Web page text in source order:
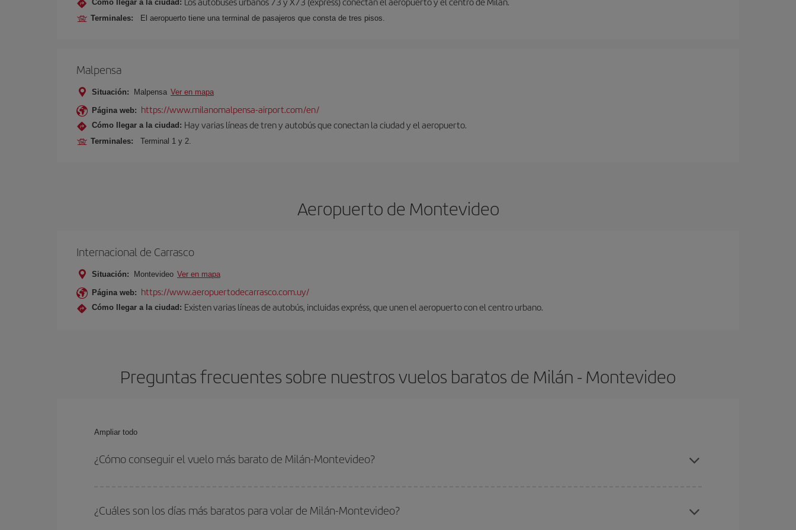
Cómo llegar a la ciudad:
Terminales: El aeropuerto tiene una terminal de pasajeros que consta de tres pisos.
Malpensa
Situación: Malpensa Ver en mapa
Página web: https://www.milanomalpensa-airport.com/en/
Cómo llegar a la ciudad: Hay varias líneas de tren y autobús que conectan la ciudad y el aeropuerto.
Terminales: Terminal 1 y 2.
Aeropuerto de Montevideo
Internacional de Carrasco
Situación: Montevideo Ver en mapa
Página web: https://www.aeropuertodecarrasco.com.uy/
Cómo llegar a la ciudad: Existen varias líneas de autobús, incluidas expréss, que unen el aeropuerto con el centro urbano.
Preguntas frecuentes sobre nuestros vuelos baratos de Milán - Montevideo
Ampliar todo
¿Cómo conseguir el vuelo más barato de Milán-Montevideo?
fechas y horarios de ida y vuelta.
¿Cuáles son los días más baratos para volar de Milán-Montevideo?